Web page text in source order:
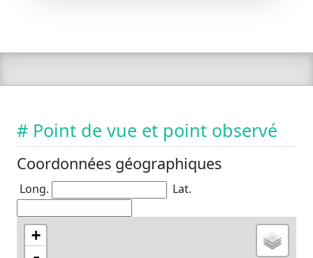
# Point de vue et point observé
Coordonnées géographiques
Long. Lat.
+